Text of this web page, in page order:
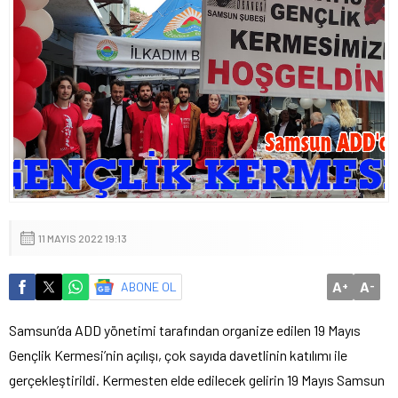
11 MAYIS 2022 19:13
ABONE OL A+ A-
Samsun’da ADD yönetimi tarafından organize edilen 19 Mayıs
Gençlik Kermesi’nin açılışı, çok sayıda davetlinin katılımı ile
gerçekleştirildi. Kermesten elde edilecek gelirin 19 Mayıs Samsun